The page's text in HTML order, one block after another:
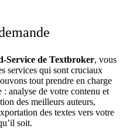
Service de Textbroker, vous
services qui sont cruciaux
tout prendre en charge
analyse de votre contenu et
des meilleurs auteurs,
des textes vers votre
soit.